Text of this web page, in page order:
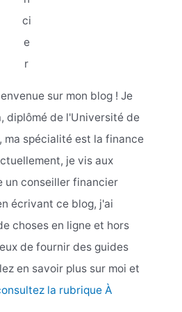
ci
e
r
sur mon blog ! Je
diplômé de l'Université de
ma spécialité est la finance
je vis aux
un conseiller financier
écrivant ce blog, j'ai
choses en ligne et hors
de fournir des guides
en savoir plus sur moi et
la rubrique À